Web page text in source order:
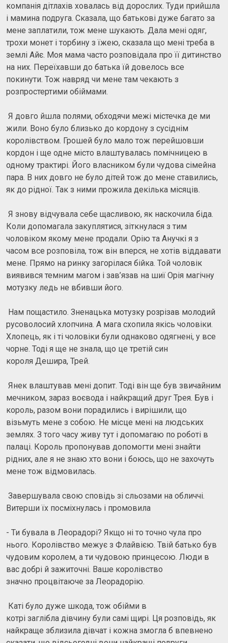
компанія дітлахів ховалась від дорослих. Туди прийшла
і мамина подруга. Сказала, що батькові дуже багато за
мене заплатили, тож мене шукають. Дала мені одяг,
трохи монет і торбину з їжею, сказала що мені треба в
землі Айє. Моя мама часто розповідала про її дитинство
на них. Переїхавши до батька їй довелось все
покинути. Тож навряд чи мене там чекають з
розпростертими обіймами.
Я довго йшла полями, обходячи межі містечка де ми
жили. Воно було близько до кордону з сусіднім
королівством. Грошей було мало тож перейшовши
кордон і ще одне місто влаштувалась помічницею в
одному трактирі. Його власником були чудова сімейна
пара. В них довго не було дітей тож до мене ставились,
як до рідної. Так з ними прожила декілька місяців.
Я знову відчувала себе щасливою, як наскочила біда.
Коли допомагала закуплятися, зіткнулася з тим
чоловіком якому мене продали. Орію та Анучкі я з
часом все розповіла, тож він вперся, не хотів віддавати
мене. Прямо на ринку загорілася бійка. Той чоловік
виявився темним магом і зав’язав на шиї Орія магічну
мотузку ледь не вбивши його.
Нам пощастило. Зненацька мотузку розрізав молодий
русоволосий хлопчина. А мага схопила якісь чоловіки.
Хлопець, як і ті чоловіки були однаково одягнені, у все
чорне. Тоді я ще не знала, що це третій син
короля Дешира, Трей.
Янек влаштував мені допит. Тоді він ще був звичайним
мечником, зараз воєвода і найкращий друг Трея. Був і
король, разом вони порадились і вирішили, що
візьмуть мене з собою. Не місце мені на людських
землях. З того часу живу тут і допомагаю по роботі в
палаці. Король пропонував допомогти мені знайти
рідних, але я не знаю хто вони і боюсь, що не захочуть
мене тож відмовилась.
Завершувала свою сповідь зі сльозами на обличчі.
Витерши їх посміхнулась і промовила
- Ти бувала в Леорадорі? Якщо ні то точно чула про
нього. Королівство межує з Флайвією. Твій батько був
чудовим королем, а ти чудовою принцесою. Люди в
вас добрі й зажиточні. Ваше королівство
значно процвітаюче за Леорадорію.
Каті було дуже шкода, тож обійми в
котрі заглібла дівчину були самі щирі. Ця розповідь, як
найкраще зблизила дівчат і кожна змогла б впевнено